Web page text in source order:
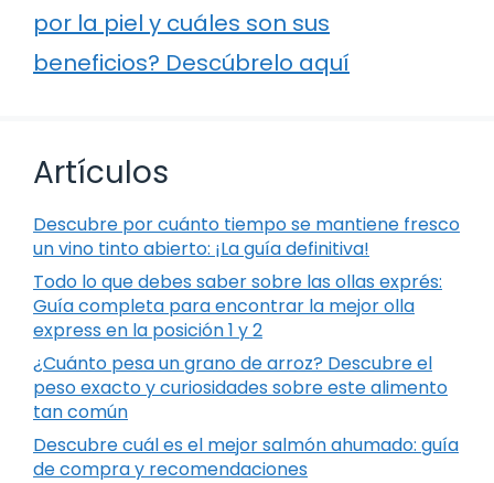
por la piel y cuáles son sus
beneficios? Descúbrelo aquí
Artículos
Descubre por cuánto tiempo se mantiene fresco
un vino tinto abierto: ¡La guía definitiva!
Todo lo que debes saber sobre las ollas exprés:
Guía completa para encontrar la mejor olla
express en la posición 1 y 2
¿Cuánto pesa un grano de arroz? Descubre el
peso exacto y curiosidades sobre este alimento
tan común
Descubre cuál es el mejor salmón ahumado: guía
de compra y recomendaciones